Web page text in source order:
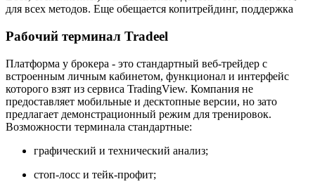
для всех методов. Еще обещается копитрейдинг, поддержка
Рабочий терминал Tradeel
Платформа у брокера - это стандартный веб-трейдер с
встроенным личным кабинетом, функционал и интерфейс
которого взят из сервиса TradingView. Компания не
предоставляет мобильные и десктопные версии, но зато
предлагает демонстрационный режим для тренировок.
Возможности терминала стандартные:
графический и технический анализ;
стоп-лосс и тейк-профит;